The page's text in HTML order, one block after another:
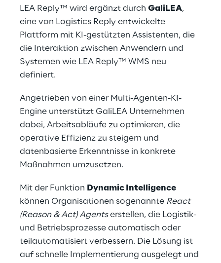
LEA Reply™ wird ergänzt durch GaliLEA,
eine von Logistics Reply entwickelte
Plattform mit KI-gestützten Assistenten, die
die Interaktion zwischen Anwendern und
Systemen wie LEA Reply™ WMS neu
definiert.
Angetrieben von einer Multi-Agenten-KI-
Engine unterstützt GaliLEA Unternehmen
dabei, Arbeitsabläufe zu optimieren, die
operative Effizienz zu steigern und
datenbasierte Erkenntnisse in konkrete
Maßnahmen umzusetzen.
Mit der Funktion Dynamic Intelligence
können Organisationen sogenannte React
(Reason & Act) Agents erstellen, die Logistik-
und Betriebsprozesse automatisch oder
teilautomatisiert verbessern. Die Lösung ist
auf schnelle Implementierung ausgelegt und